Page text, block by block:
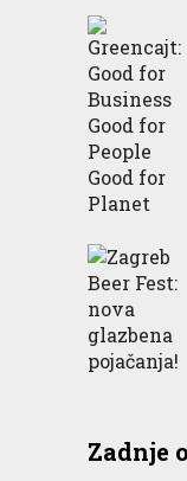
Zadnje